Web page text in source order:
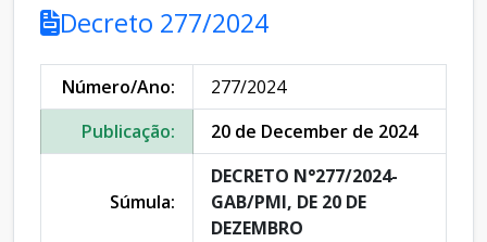
Decreto 277/2024
Número/Ano:
277/2024
Publicação:
20 de December de 2024
Súmula:
DECRETO N°277/2024-
GAB/PMI, DE 20 DE
DEZEMBRO